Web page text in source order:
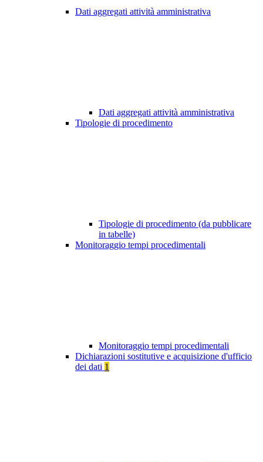
Dati aggregati attività amministrativa
Dati aggregati attività amministrativa
Tipologie di procedimento
Tipologie di procedimento (da pubblicare
in tabelle)
Monitoraggio tempi procedimentali
Monitoraggio tempi procedimentali
Dichiarazioni sostitutive e acquisizione d'ufficio
dei dati 1